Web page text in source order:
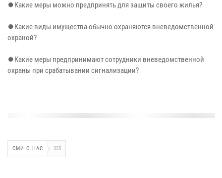
⏺Какие меры можно предпринять для защиты своего жилья?
⏺Какие виды имущества обычно охраняются вневедомственной
охраной?
⏺Какие меры предпринимают сотрудники вневедомственной
охраны при срабатывании сигнализации?
СМИ О НАС 335